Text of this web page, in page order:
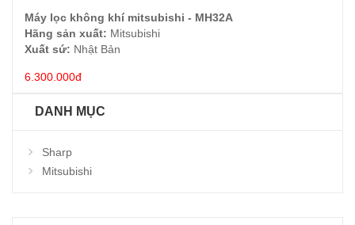
ĐẶT HÀNG
Máy lọc không khí mitsubishi - MH32A
Hãng sản xuất: Mitsubishi
Xuất sứ: Nhật Bản
6.300.000đ
DANH MỤC
Sharp
Mitsubishi